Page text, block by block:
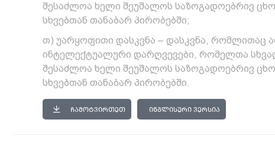
შესაძლოა ხელი შეუშალოს საზოგადოებრივ
სხვებთან თანაბარ პირობებში;
თ) უარყოფითი დასკვნა – დასკვნა, რომლითაც
ინტელექტუალური დარღვევები, რომელთა
შესაძლოა ხელი შეუშალოს საზოგადოებრივ
სხვებთან თანაბარ პირობებში.
ᲩᲐᲛᲝᲢᲕᲘᲠᲗᲔᲗ ᲘᲜᲒᲚᲘᲡᲣᲠᲘ ᲕᲔᲠᲡᲘᲐ